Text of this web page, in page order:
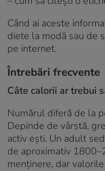
Când ai aceste
diete la modă sau de
pe internet.
Întrebări frecvente
Câte calorii ar trebui
Numărul diferă de la
Depinde de vârstă,
activ ești. Un adult
de aproximativ
menținere, dar